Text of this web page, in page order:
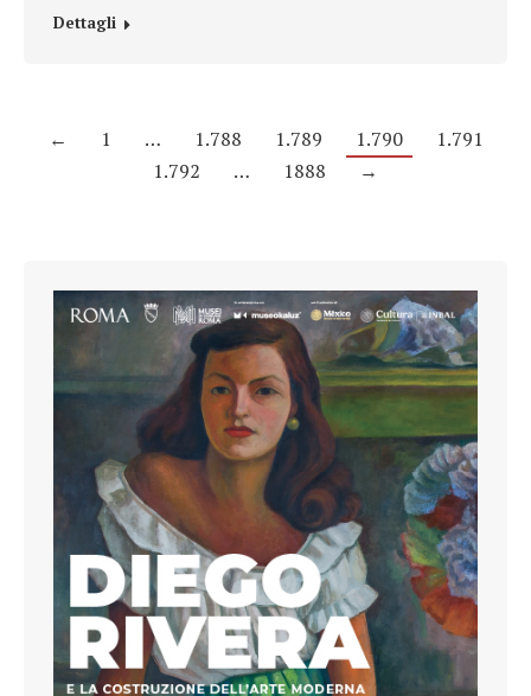
Dettagli
← 1 … 1.788 1.789 1.790
1.791
1.792
… 1888 →